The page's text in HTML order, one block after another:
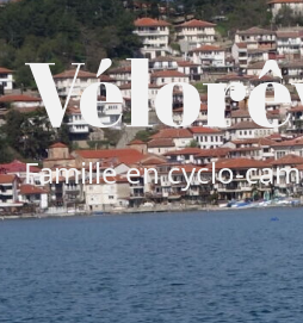
Famille en cyclo-